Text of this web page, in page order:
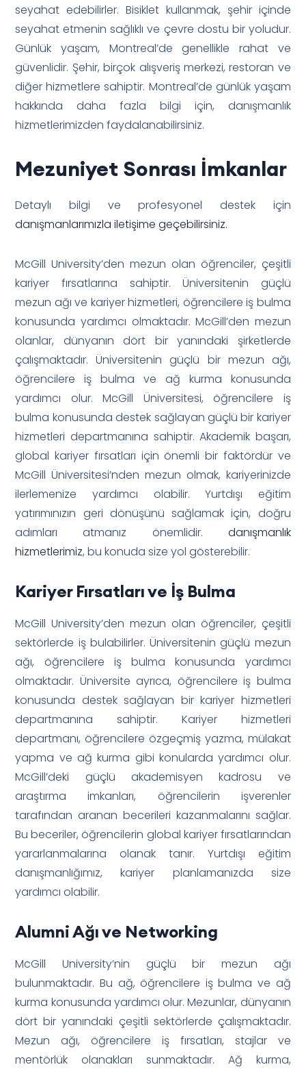
seyahat edebilirler. Bisiklet kullanmak, şehir içinde
seyahat etmenin sağlıklı ve çevre dostu bir yoludur.
Günlük yaşam, Montreal’de genellikle rahat ve
güvenlidir. Şehir, birçok alışveriş merkezi, restoran ve
diğer hizmetlere sahiptir. Montreal’de günlük yaşam
hakkında daha fazla bilgi için, danışmanlık
hizmetlerimizden faydalanabilirsiniz.
Mezuniyet Sonrası İmkanlar
Detaylı bilgi ve profesyonel destek için
danışmanlarımızla iletişime geçebilirsiniz.
McGill University’den mezun olan öğrenciler, çeşitli
kariyer fırsatlarına sahiptir. Üniversitenin güçlü
mezun ağı ve kariyer hizmetleri, öğrencilere iş bulma
konusunda yardımcı olmaktadır. McGill’den mezun
olanlar, dünyanın dört bir yanındaki şirketlerde
çalışmaktadır. Üniversitenin güçlü bir mezun ağı,
öğrencilere iş bulma ve ağ kurma konusunda
yardımcı olur. McGill Üniversitesi, öğrencilere iş
bulma konusunda destek sağlayan güçlü bir kariyer
hizmetleri departmanına sahiptir. Akademik başarı,
global kariyer fırsatları için önemli bir faktördür ve
McGill Üniversitesi’nden mezun olmak, kariyerinizde
ilerlemenize yardımcı olabilir. Yurtdışı eğitim
yatırımınızın geri dönüşünü sağlamak için, doğru
adımları atmanız önemlidir. danışmanlık
hizmetlerimiz, bu konuda size yol gösterebilir.
Kariyer Fırsatları ve İş Bulma
McGill University’den mezun olan öğrenciler, çeşitli
sektörlerde iş bulabilirler. Üniversitenin güçlü mezun
ağı, öğrencilere iş bulma konusunda yardımcı
olmaktadır. Üniversite ayrıca, öğrencilere iş bulma
konusunda destek sağlayan bir kariyer hizmetleri
departmanına sahiptir. Kariyer hizmetleri
departmanı, öğrencilere özgeçmiş yazma, mülakat
yapma ve ağ kurma gibi konularda yardımcı olur.
McGill’deki güçlü akademisyen kadrosu ve
araştırma imkanları, öğrencilerin işverenler
tarafından aranan becerileri kazanmalarını sağlar.
Bu beceriler, öğrencilerin global kariyer fırsatlarından
yararlanmalarına olanak tanır. Yurtdışı eğitim
danışmanlığımız, kariyer planlamanızda size
yardımcı olabilir.
Alumni Ağı ve Networking
McGill University’nin güçlü bir mezun ağı
bulunmaktadır. Bu ağ, öğrencilere iş bulma ve ağ
kurma konusunda yardımcı olur. Mezunlar, dünyanın
dört bir yanındaki çeşitli sektörlerde çalışmaktadır.
Mezun ağı, öğrencilere iş fırsatları, stajlar ve
mentörlük olanakları sunmaktadır. Ağ kurma,